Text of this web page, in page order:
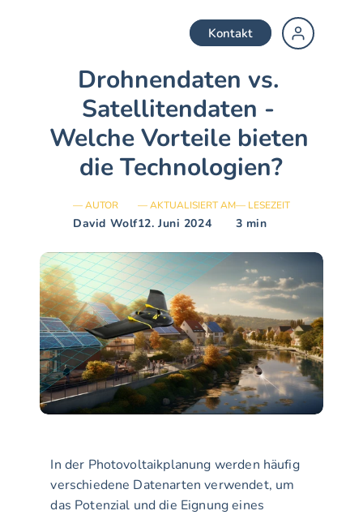
Kontakt
Hausbesitzer
Gemeinde
Installateur ↗
Drohnendaten vs.
Satellitendaten -
Welche Vorteile bieten
die Technologien?
— AUTOR
David Wolf
— AKTUALISIERT AM
12. Juni 2024
— LESEZEIT
3 min
In der Photovoltaikplanung werden häufig
verschiedene Datenarten verwendet, um
das Potenzial und die Eignung eines